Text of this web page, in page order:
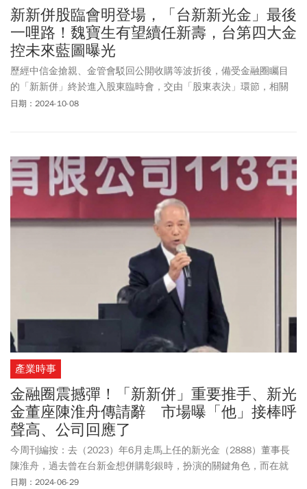
新新併股臨會明登場，「台新新光金」最後
一哩路！魏寶生有望續任新壽，台第四大金
控未來藍圖曝光
歷經中信金搶親、金管會駁回公開收購等波折後，備受金融圈矚目
的「新新併」終於進入股東臨時會，交由「股東表決」環節，相關
規劃也陸續出爐。
日期：2024-10-08
產業時事
金融圈震撼彈！「新新併」重要推手、新光
金董座陳淮舟傳請辭 市場曝「他」接棒呼
聲高、公司回應了
今周刊編按：去（2023）年6月走馬上任的新光金（2888）董事長
陳淮舟，過去曾在台新金想併購彰銀時，扮演的關鍵角色，而在就
任新光金董座前，也是受吳東亮親自請託才扛下大位，同時也被視
日期：2024-06-29